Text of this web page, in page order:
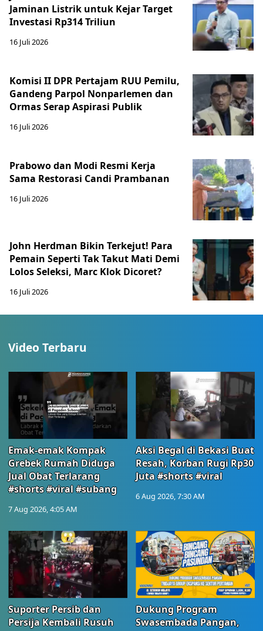
Jaminan Listrik untuk Kejar Target
Investasi Rp314 Triliun
16 Juli 2026
Komisi II DPR Pertajam RUU Pemilu,
Gandeng Parpol Nonparlemen dan
Ormas Serap Aspirasi Publik
16 Juli 2026
Prabowo dan Modi Resmi Kerja
Sama Restorasi Candi Prambanan
16 Juli 2026
John Herdman Bikin Terkejut! Para
Pemain Seperti Tak Takut Mati Demi
Lolos Seleksi, Marc Klok Dicoret?
16 Juli 2026
Video Terbaru
Emak-emak Kompak
Grebek Rumah Diduga
Jual Obat Terlarang
#shorts #viral #subang
7 Aug 2026, 4:05 AM
Aksi Begal di Bekasi Buat
Resah, Korban Rugi Rp30
Juta #shorts #viral
6 Aug 2026, 7:30 AM
Suporter Persib dan
Persija Kembali Rusuh
Dukung Program
Swasembada Pangan,